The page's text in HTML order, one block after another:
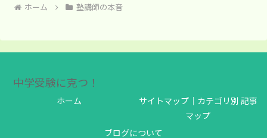
ホーム 塾講師の本音
中学受験に克つ！
ホーム
サイトマップ｜カテゴリ別 記事
マップ
ブログについて